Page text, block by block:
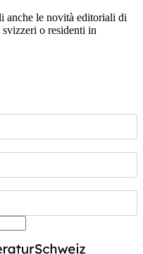
anche le novità editoriali di
o residenti in